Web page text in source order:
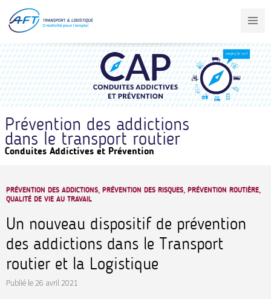
contenu
principal
Prévention des addictions
dans le transport routier
Conduites Addictives et Prévention
PRÉVENTION DES ADDICTIONS, PRÉVENTION DES RISQUES, PRÉVENTION ROUTIÈRE,
QUALITÉ DE VIE AU TRAVAIL
Un nouveau dispositif de prévention
des addictions dans le Transport
routier et la Logistique
Publié le 26 avril 2021